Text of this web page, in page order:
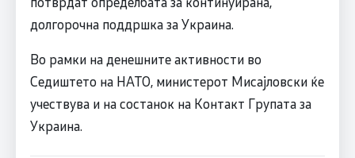
долгорочна поддршка за Украина.
Во рамки на денешните активности во
Седиштето на НАТО, министерот Мисајловски ќе
учествува и на состанок на Контакт Групата за
Украина.